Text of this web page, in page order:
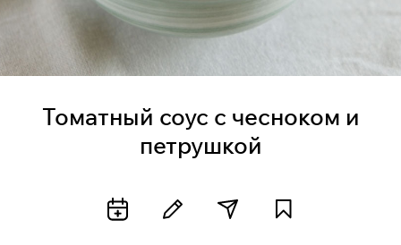
Томатный соус с чесноком и
петрушкой